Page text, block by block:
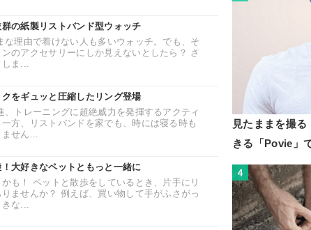
の紙製リストバンド型ウォッチ
理由で着けない人も多いウォッチ。でも、そ
のアクセサリーにしか見えないとしたら？ さ
しま...
をギュッと圧縮したリング登場
トレーニングに超絶威力を発揮するアクティ
方、リストバンドを家でも、時には寝る時も
せん...
大好きなペットともっと一緒に
も！ ペットと散歩をしているとき、片手にリ
ませんか？ 例えば、買い物して手がふさがっ
きな...
見たままを撮
きる「Povie」
4